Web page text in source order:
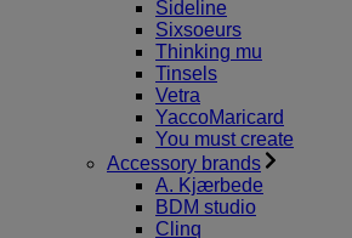
Sideline
Sixsoeurs
Thinking mu
Tinsels
Vetra
YaccoMaricard
You must create
Accessory brands
A. Kjærbede
BDM studio
Clinq